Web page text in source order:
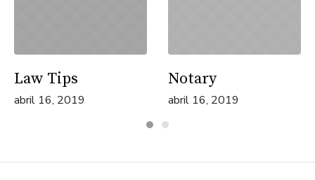
Law Tips
abril 16, 2019
Notary
abril 16, 2019